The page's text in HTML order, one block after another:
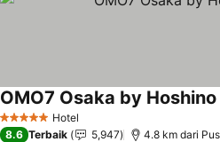
5 Bintang Hotel
OMO7 Osaka by
8.6 Terbaik 5,947 4.8 km dari